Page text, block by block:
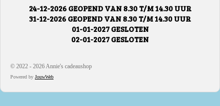
24-12-2026 GEOPEND VAN 8.30 T/M 14.30 UUR
31-12-2026 GEOPEND VAN 8.30 T/M 14.30 UUR
01-01-2027 GESLOTEN
02-01-2027 GESLOTEN
© 2022 - 2026 Annie's cadeaushop
Powered by JouwWeb